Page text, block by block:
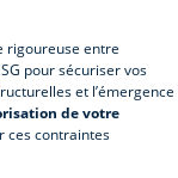
rigoureuse entre
pour sécuriser vos
et l’émergence
de votre
ces contraintes